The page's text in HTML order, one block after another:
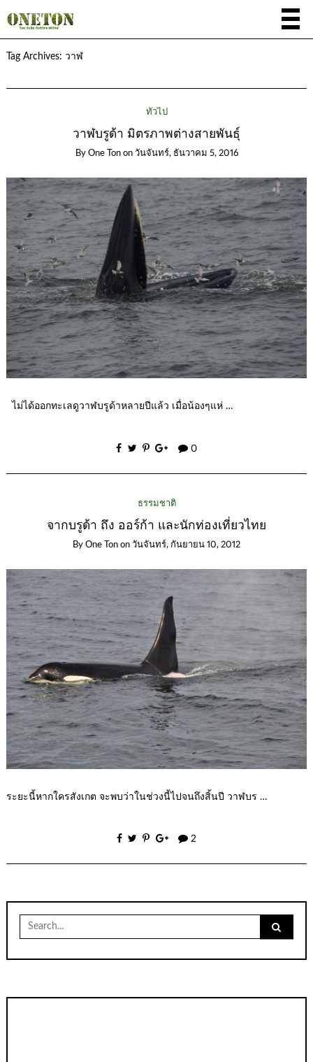
Tag Archives: วาฬ
ทั่วไป
วาฬบรูด้า มิตรภาพต่างสายพันธุ์
By One Ton on วันจันทร์, ธันวาคม 5, 2016
ไม่ได้ออกทะเลดูวาฬบรูด้าหลายปีแล้ว เมื่อน้องๆแห่ …
0
ธรรมชาติ
จากบรูด้า ถึง ออร์ก้า และนักท่องเที่ยวไทย
By One Ton on วันจันทร์, กันยายน 10, 2012
ระยะนี้หากใครสังเกต จะพบว่าในช่วงนี้ไปจนถึงสิ้นปี วาฬบร …
2
Search
for: